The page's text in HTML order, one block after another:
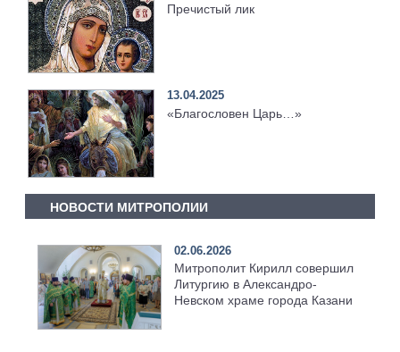
Пречистый лик
13.04.2025
«Благословен Царь…»
НОВОСТИ МИТРОПОЛИИ
02.06.2026
Митрополит Кирилл совершил
Литургию в Александро-
Невском храме города Казани